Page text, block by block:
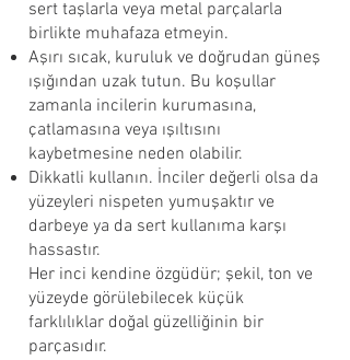
sert taşlarla veya metal parçalarla
birlikte muhafaza etmeyin.
Aşırı sıcak, kuruluk ve doğrudan güneş
ışığından uzak tutun. Bu koşullar
zamanla incilerin kurumasına,
çatlamasına veya ışıltısını
kaybetmesine neden olabilir.
Dikkatli kullanın. İnciler değerli olsa da
yüzeyleri nispeten yumuşaktır ve
darbeye ya da sert kullanıma karşı
hassastır.
Her inci kendine özgüdür; şekil, ton ve
yüzeyde görülebilecek küçük
farklılıklar doğal güzelliğinin bir
parçasıdır.